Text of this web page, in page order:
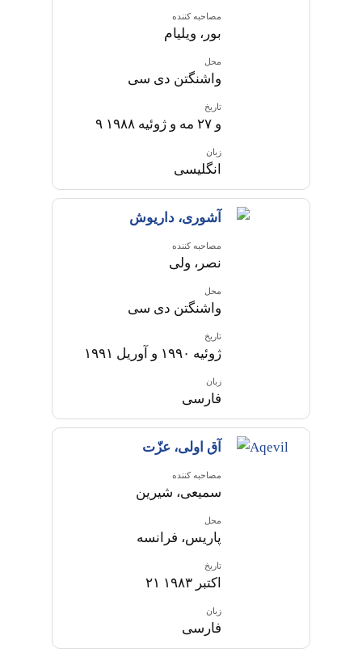
مصاحبه کننده
بور، ویلیام
محل
واشنگتن دی سی
تاریخ
۹ و ۲۷ مه و ژوئیه ۱۹۸۸
زبان
انگلیسی
آشوری، داریوش
مصاحبه کننده
نصر، ولی
محل
واشنگتن دی سی
تاریخ
ژوئیه ۱۹۹۰ و آوریل ۱۹۹۱
زبان
فارسی
آق اولی، عزّت
مصاحبه کننده
سمیعی، شیرین
محل
پاریس، فرانسه
تاریخ
۲۱ اکتبر ۱۹۸۳
زبان
فارسی